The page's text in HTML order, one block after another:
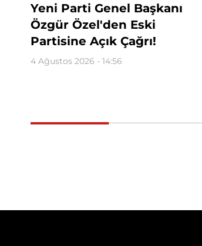
Yeni Parti Genel Başkanı
Özgür Özel'den Eski
Partisine Açık Çağrı!
4 Ağustos 2026 - 14:56